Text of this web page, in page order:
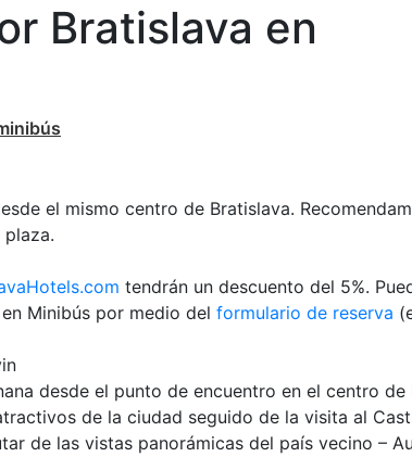
Bratislava en
el mismo centro de Bratislava.
tendrán un descuento del 5%.
Minibús por medio del formulario de reserva
desde el punto de encuentro en el centro de
de la ciudad seguido de la visita al
de las vistas panorámicas del país vecino –